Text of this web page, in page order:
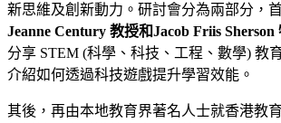
新思維及創新動力。研討會分為兩部分，
Jeanne Century 教授和Jacob Friis
分享 STEM (科學、科技、工程、數學) 教
介紹如何透過科技遊戲提升學習效能。
其後，再由本地教育界著名人士就香港教